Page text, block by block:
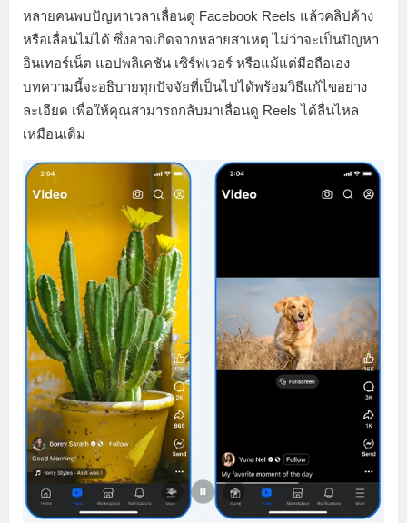
หลายคนพบปัญหาเวลาเลื่อนดู Facebook Reels แล้วคลิปค้าง
หรือเลื่อนไม่ได้ ซึ่งอาจเกิดจากหลายสาเหตุ ไม่ว่าจะเป็นปัญหา
อินเทอร์เน็ต แอปพลิเคชัน เซิร์ฟเวอร์ หรือแม้แต่มือถือเอง
บทความนี้จะอธิบายทุกปัจจัยที่เป็นไปได้พร้อมวิธีแก้ไขอย่าง
ละเอียด เพื่อให้คุณสามารถกลับมาเลื่อนดู Reels ได้ลื่นไหล
เหมือนเดิม